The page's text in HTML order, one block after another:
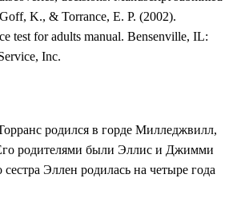
K., & Torrance, E. P. (2002).
test for adults manual. Bensenville, IL:
Inc.
родился в горде Милледжвилл,
родителями были Эллис и Джимми
Эллен родилась на четыре года